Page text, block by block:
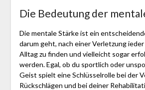
Die Bedeutung der
Die mentale Stärke ist ein
darum geht, nach einer Verletzung
Alltag zu finden und vielleicht sogar
werden. Egal, ob du sportlich oder
Geist spielt eine Schlüsselrolle bei der
Rückschlägen und bei deiner